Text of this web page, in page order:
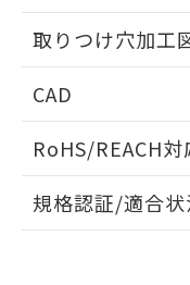
取りつけ穴加工
CAD
ドすることがで
RoHS/REACH
EU RoHS 注意事
規格認証/適合状
※当社の
の共同
EU RoHS指令
ものではあり
また、RoHS
物質の対応で
荷製品に未対
欄に対応日を